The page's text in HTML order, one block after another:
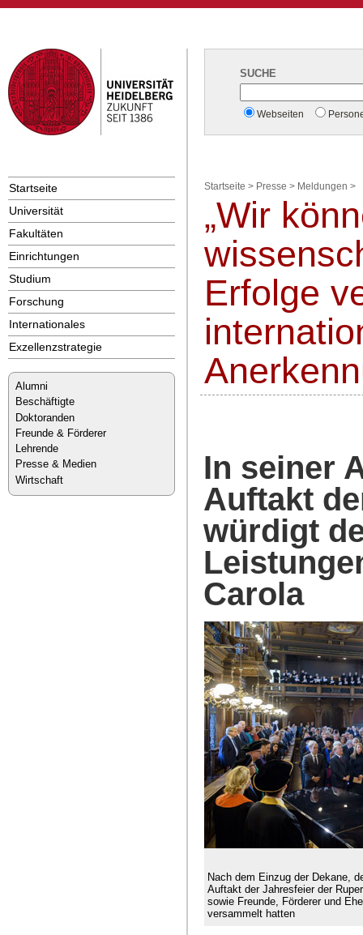
Startseite
Universität
Fakultäten
Einrichtungen
Studium
Forschung
Internationales
Exzellenzstrategie
Alumni
Beschäftigte
Doktoranden
Freunde & Förderer
Lehrende
Presse & Medien
Wirtschaft
SUCHE
Webseiten
Startseite > Presse > Meldungen >
„Wir
Erfolge
In seiner
Auftakt
würdigt
Carola
Nach dem Einzug der Dekane,
Auftakt der Jahresfeier der
sowie Freunde, Förderer und
versammelt hatten